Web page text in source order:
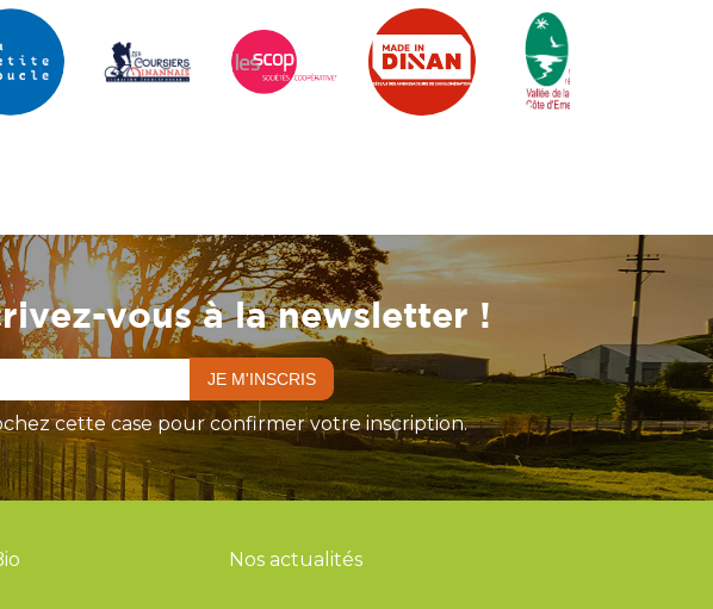
vous à la newsletter !
cette case pour confirmer votre inscription.
Nos actualités